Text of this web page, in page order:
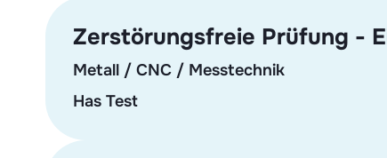
Zerstörungsfreie Prüfung -
Metall / CNC / Messtechnik
Has Test